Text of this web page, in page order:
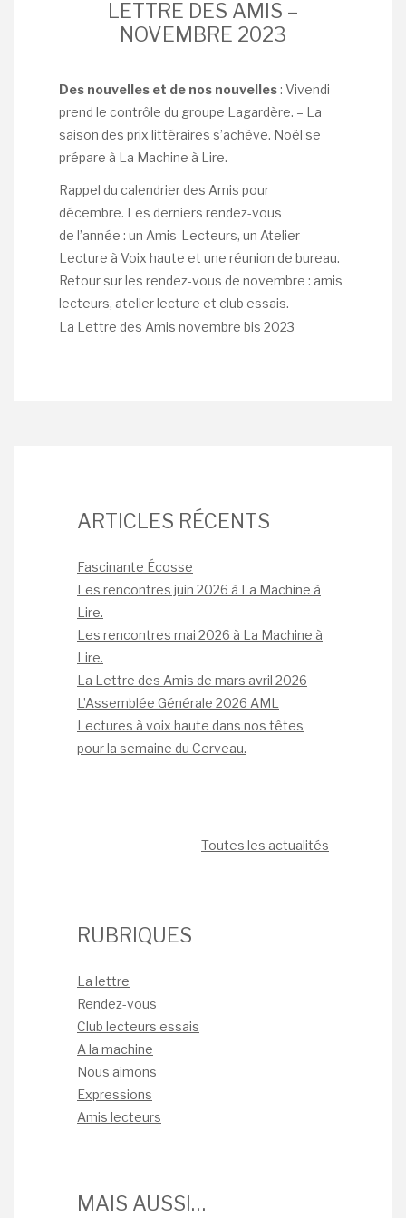
LETTRE DES AMIS –
NOVEMBRE 2023
Des nouvelles et de nos nouvelles: Vivendi
prend le contrôle du groupe Lagardère. – La
saison des prix littéraires s’achève. Noël se
prépare à La Machine à Lire.
Rappel du calendrier des Amis pour
décembre. Les derniers rendez-vous
de l’année : un Amis-Lecteurs, un Atelier
Lecture à Voix haute et une réunion de bureau.
Retour sur les rendez-vous de novembre : amis
lecteurs, atelier lecture et club essais.
La Lettre des Amis novembre bis 2023
ARTICLES RÉCENTS
Fascinante Écosse
Les rencontres juin 2026 à La Machine à
Lire.
Les rencontres mai 2026 à La Machine à
Lire.
La Lettre des Amis de mars avril 2026
L’Assemblée Générale 2026 AML
Lectures à voix haute dans nos têtes
pour la semaine du Cerveau.
Toutes les actualités
RUBRIQUES
La lettre
Rendez-vous
Club lecteurs essais
A la machine
Nous aimons
Expressions
Amis lecteurs
MAIS AUSSI…